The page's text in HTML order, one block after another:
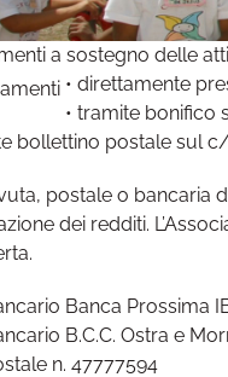
a sostegno delle
• direttamente
• tramite bonifico
bollettino postale sul
postale o bancaria
dei redditi.
Banca Prossima
B.C.C. Ostra e
n. 47777594